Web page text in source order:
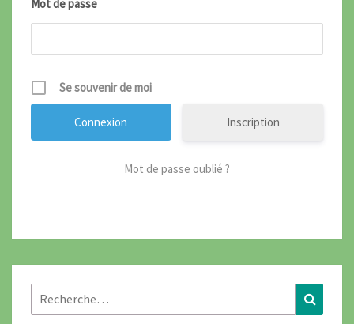
Mot de passe
Se souvenir de moi
Inscription
Mot de passe oublié ?
Rechercher :